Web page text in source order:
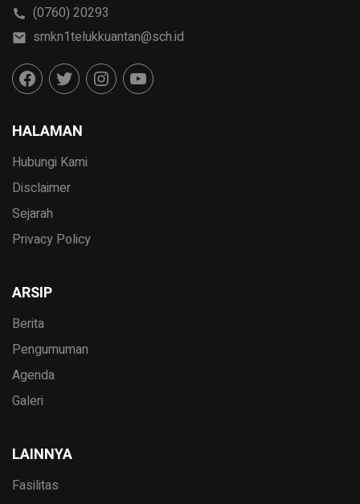
(0760) 20293
smkn1telukkuantan@sch.id
HALAMAN
Hubungi Kami
Disclaimer
Sejarah
Privacy Policy
ARSIP
Berita
Pengumuman
Agenda
Galeri
LAINNYA
Fasilitas